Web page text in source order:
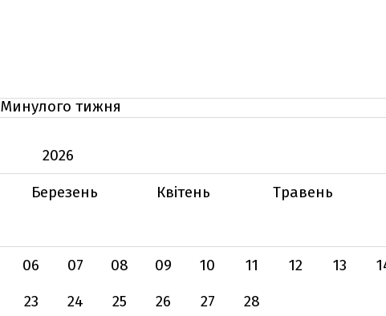
Минулого тижня
2026
Березень Квітень Травень
06 07 08 09 10 11 12 13
23 24 25 26 27 28